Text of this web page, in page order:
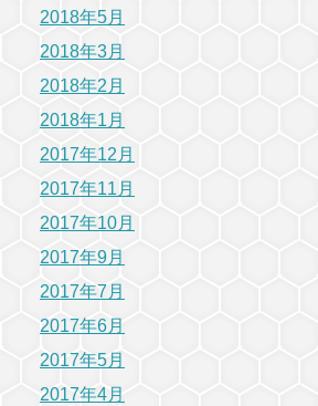
2018年5月
2018年3月
2018年2月
2018年1月
2017年12月
2017年11月
2017年10月
2017年9月
2017年7月
2017年6月
2017年5月
2017年4月